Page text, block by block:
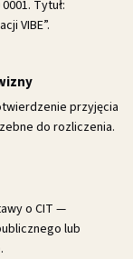
Tytuł:
VIBE”.
przyjęcia
do rozliczenia.
o CIT —
lub